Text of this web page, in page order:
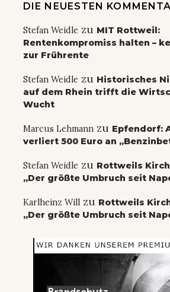
DIE NEUESTEN
Stefan Weidle zu MIT Rottweil:
Rentenkompromiss halten –
zur Frührente
Stefan Weidle zu Historisches
auf dem Rhein trifft die
Wucht
Marcus Lehmann zu Epfendorf:
verliert 500 Euro an
Stefan Weidle zu Rottweils
„Der größte Umbruch seit
Karlheinz Will zu Rottweils
„Der größte Umbruch seit